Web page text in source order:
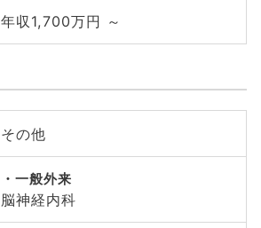
年収1,700万円 ～
その他
一般外来
脳神経内科